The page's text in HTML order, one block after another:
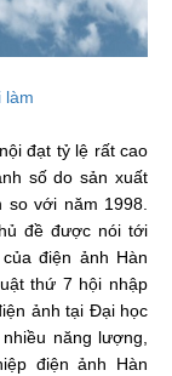
làm
đạt tỷ lệ rất cao
số do sản xuất
với năm 1998.
đề được nói tới
điện ảnh Hàn
thứ 7 hội nhập
ảnh tại Đại học
năng lượng,
điện ảnh Hàn